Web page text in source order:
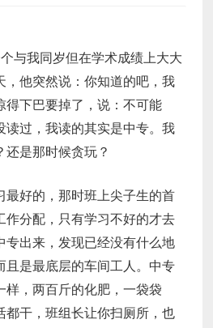
与我同岁但在学术成绩上大大
，他突然说：你知道的吧，我
得下巴要掉了，说：不可能
读过，我读的其实是中专。我
还是那时候贪玩？
最好的，那时班上尖子生的首
作分配，只有学习不好的才去
专出来，发现已经没有什么地
且是最底层的车间工人。中专
样，两百斤的化肥，一袋袋
都干，班组长让你扫厕所，也